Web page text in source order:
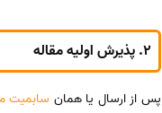
2. پذیرش اولیه مقاله
پس از ارسال یا همان سابمیت